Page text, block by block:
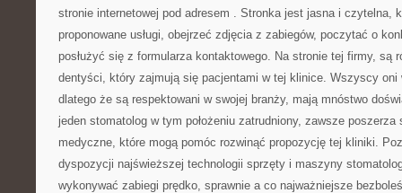
stronie internetowej pod adresem . Stronka jest jasna i czytelna,
proponowane usługi, obejrzeć zdjęcia z zabiegów, poczytać o
posłużyć się z formularza kontaktowego. Na stronie tej firmy, są
dentyści, który zajmują się pacjentami w tej klinice. Wszyscy oni
dlatego że są respektowani w swojej branży, mają mnóstwo
jeden stomatolog w tym położeniu zatrudniony, zawsze poszerza
medyczne, które mogą pomóc rozwinąć propozycję tej kliniki.
dyspozycji najświeższej technologii sprzęty i maszyny
wykonywać zabiegi prędko, sprawnie a co najważniejsze